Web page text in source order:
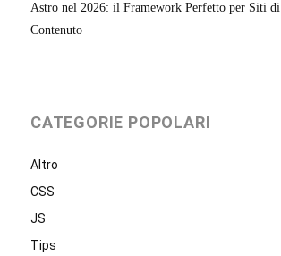
Astro nel 2026: il Framework Perfetto per Siti di
Contenuto
CATEGORIE POPOLARI
Altro
CSS
JS
Tips